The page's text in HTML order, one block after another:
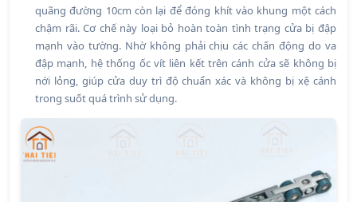
quãng đường 10cm còn lại để đóng khít vào khung một cách
chậm rãi. Cơ chế này loại bỏ hoàn toàn tình trạng cửa bị đập
mạnh vào tường. Nhờ không phải chịu các chấn động do va
đập mạnh, hệ thống ốc vít liên kết trên cánh cửa sẽ không bị
nới lỏng, giúp cửa duy trì độ chuẩn xác và không bị xệ cánh
trong suốt quá trình sử dụng.